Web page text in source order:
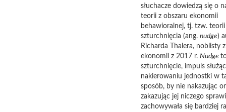
słuchacze dowiedzą się o
teorii z obszaru ekonomii
behawioralnej, tj. tzw. teorii
szturchnięcia (ang. nudge)
Richarda Thalera, noblisty z
ekonomii z 2017 r. Nudge
szturchnięcie, impuls
nakierowaniu jednostki w
sposób, by nie nakazując
zakazując jej niczego
zachowywała się bardziej